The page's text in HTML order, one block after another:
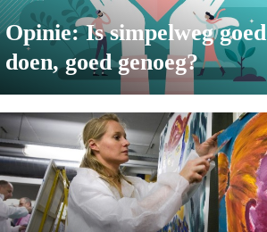
Opinie: Is simpelweg goed
doen, goed genoeg?